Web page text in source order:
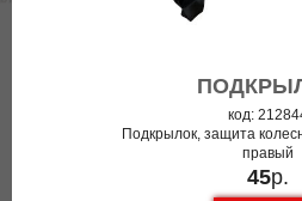
код:
Подкрылок, защита
правый
45р.